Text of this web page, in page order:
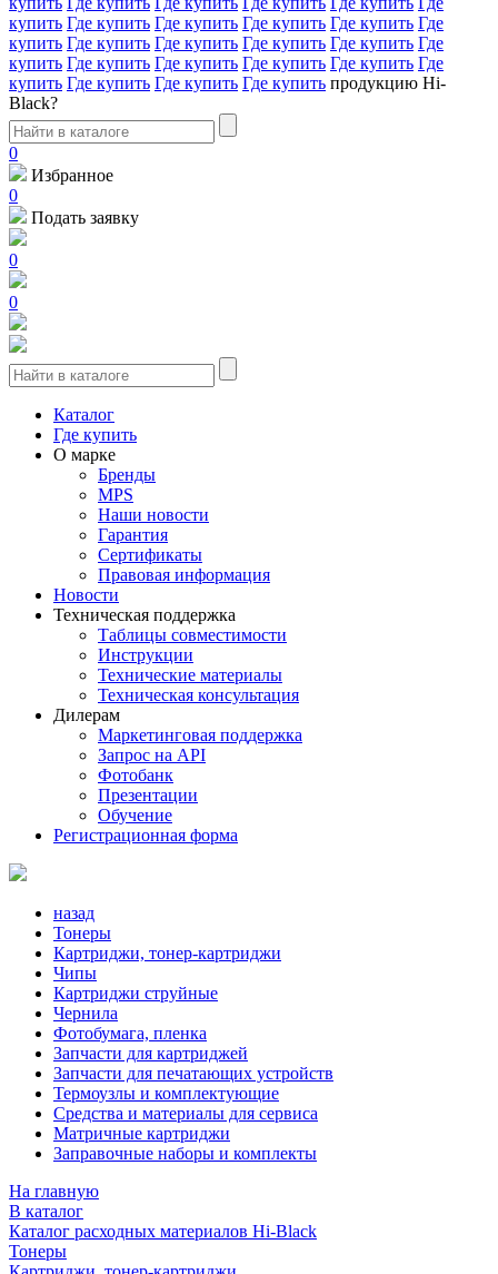
купить Где купить Где купить Где купить Где купить Где
купить Где купить Где купить Где купить Где купить Где
купить Где купить Где купить Где купить Где купить Где
купить Где купить Где купить Где купить продукцию Hi-
Black?
0
Избранное
0
Подать заявку
0
0
Каталог
Где купить
О марке
Бренды
MPS
Наши новости
Гарантия
Сертификаты
Правовая информация
Новости
Техническая поддержка
Таблицы совместимости
Инструкции
Технические материалы
Техническая консультация
Дилерам
Маркетинговая поддержка
Запрос на API
Фотобанк
Презентации
Обучение
Регистрационная форма
назад
Тонеры
Картриджи, тонер-картриджи
Чипы
Картриджи струйные
Чернила
Фотобумага, пленка
Запчасти для картриджей
Запчасти для печатающих устройств
Термоузлы и комплектующие
Средства и материалы для сервиса
Матричные картриджи
Заправочные наборы и комплекты
На главную
В каталог
Каталог расходных материалов Hi-Black
Тонеры